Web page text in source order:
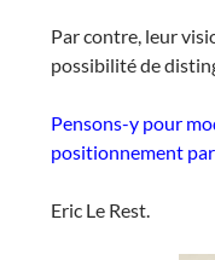
Par contre, leur
possibilité de
Pensons-y pour
positionnement
Eric Le Rest.